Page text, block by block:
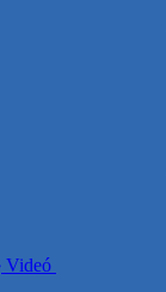
Videó